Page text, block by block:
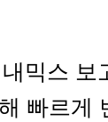
믹스 보
빠르게